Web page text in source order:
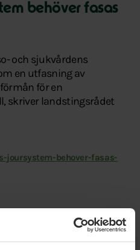
behöver fasas
och sjukvårdens
en utfasning av
för en
skriver landstingsrådet
joursystem-behover-fasas-